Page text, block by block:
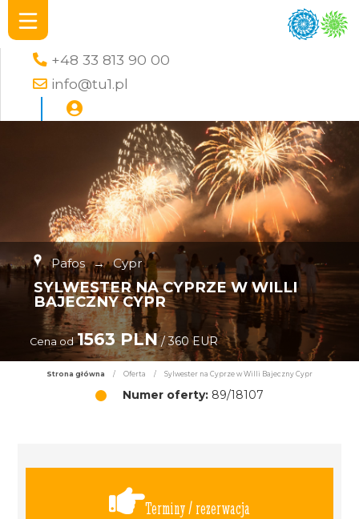
+48 33 813 90 00
info@tu1.pl
Pafos → Cypr
SYLWESTER NA CYPRZE W WILLI
BAJECZNY CYPR
Cena od 1563 PLN/ 360 EUR
Strona główna / Oferta / Sylwester na Cyprze w Willi Bajeczny Cypr
Numer oferty: 89/18107
Terminy / rezerwacja